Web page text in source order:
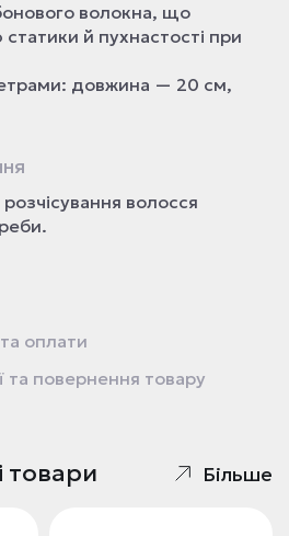
волокна, що
й пухнастості при
довжина — 20 см,
волосся
оплати
та повернення товару
товари Більше